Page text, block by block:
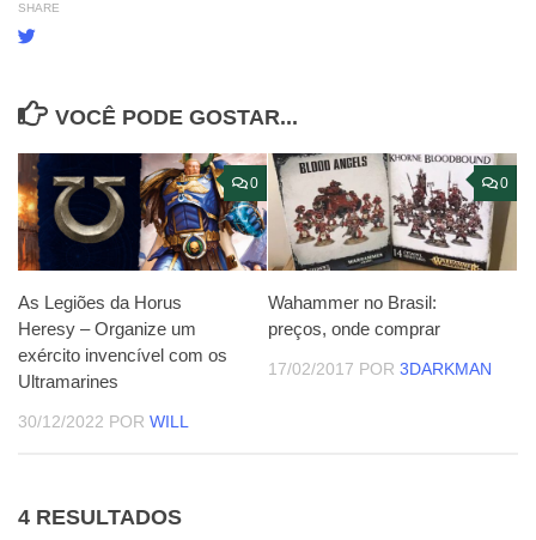
SHARE
VOCÊ PODE GOSTAR...
0
As Legiões da Horus
Heresy – Organize um
exército invencível com os
Ultramarines
30/12/2022 POR WILL
0
Wahammer no Brasil:
preços, onde comprar
17/02/2017 POR 3DARKMAN
4 RESULTADOS